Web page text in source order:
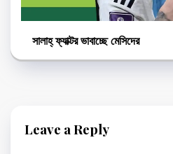
সালাহ্‌ ফ্যাক্টর ভাবাচ্ছে মেসিদের
Leave a Reply